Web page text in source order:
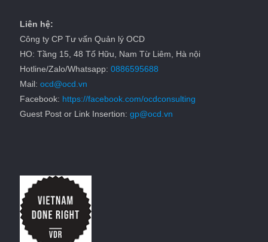
Liên hệ:
Công ty CP Tư vấn Quản lý OCD
HO: Tầng 15, 48 Tố Hữu, Nam Từ Liêm, Hà nội
Hotline/Zalo/Whatsapp: 0886595688
Mail: ocd@ocd.vn
Facebook: https://facebook.com/ocdconsulting
Guest Post or Link Insertion: gp@ocd.vn